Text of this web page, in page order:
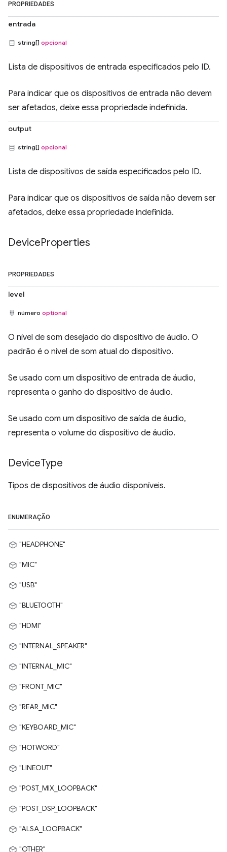
PROPRIEDADES
entrada
string[] opcional
Lista de dispositivos de entrada especificados pelo ID.
Para indicar que os dispositivos de entrada não devem
ser afetados, deixe essa propriedade indefinida.
output
string[] opcional
Lista de dispositivos de saída especificados pelo ID.
Para indicar que os dispositivos de saída não devem ser
afetados, deixe essa propriedade indefinida.
DeviceProperties
PROPRIEDADES
level
número optional
O nível de som desejado do dispositivo de áudio. O
padrão é o nível de som atual do dispositivo.
Se usado com um dispositivo de entrada de áudio,
representa o ganho do dispositivo de áudio.
Se usado com um dispositivo de saída de áudio,
representa o volume do dispositivo de áudio.
DeviceType
Tipos de dispositivos de áudio disponíveis.
ENUMERAÇÃO
"HEADPHONE"
"MIC"
"USB"
"BLUETOOTH"
"HDMI"
"INTERNAL_SPEAKER"
"INTERNAL_MIC"
"FRONT_MIC"
"REAR_MIC"
"KEYBOARD_MIC"
"HOTWORD"
"LINEOUT"
"POST_MIX_LOOPBACK"
"POST_DSP_LOOPBACK"
"ALSA_LOOPBACK"
"OTHER"